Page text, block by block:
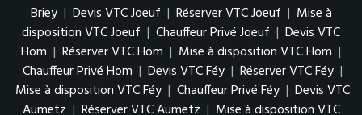
Briey | Devis VTC Joeuf | Réserver VTC Joeuf | Mise à
disposition VTC Joeuf | Chauffeur Privé Joeuf | Devis VTC
Hom | Réserver VTC Hom | Mise à disposition VTC Hom |
Chauffeur Privé Hom | Devis VTC Féy | Réserver VTC Féy |
Mise à disposition VTC Féy | Chauffeur Privé Féy | Devis VTC
Aumetz | Réserver VTC Aumetz | Mise à disposition VTC